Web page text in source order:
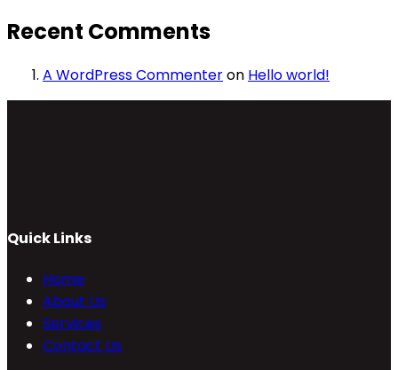
Recent Comments
A WordPress Commenteron Hello world!
Quick Links
Home
About Us
Services
Contact Us